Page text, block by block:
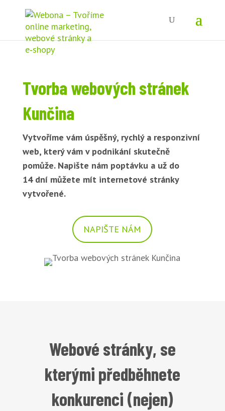
Tvorba webových stránek
Kunčina
Vytvoříme vám úspěšný, rychlý a responzivní
web, který vám v podnikání skutečně
pomůže. Napište nám poptávku a už do
14 dní můžete mít internetové stránky
vytvořené.
NAPIŠTE NÁM
Webové stránky, se
kterými předběhnete
konkurenci (nejen)